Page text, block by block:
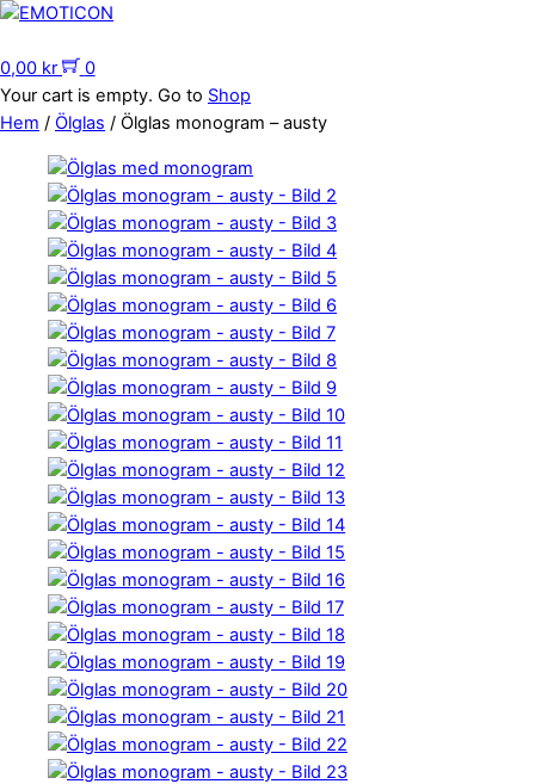
Skip
content
Menu
0,00 kr
0
Your cart is empty. Go to Shop
Hem / Ölglas / Ölglas monogram – austy